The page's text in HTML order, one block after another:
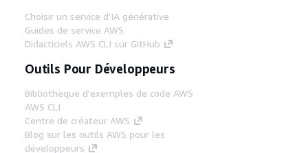
Choisir un service d'IA générative
Guides de service AWS
Didacticiels AWS CLI sur GitHub
Outils Pour Développeurs
Bibliothèque d'exemples de code AWS
AWS CLI
Centre de créateur AWS
Blog sur les outils AWS pour les
développeurs